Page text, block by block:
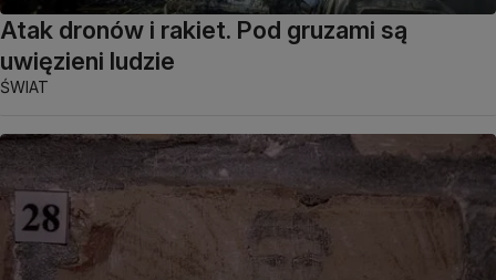
Atak dronów i rakiet. Pod gruzami są
uwięzieni ludzie
ŚWIAT